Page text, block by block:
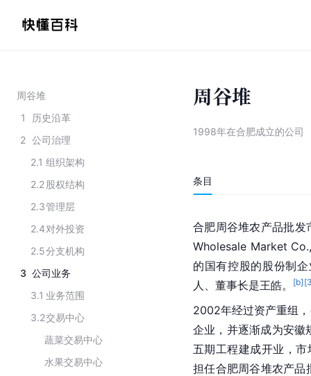
周谷堆
1
历史沿革
2 公司治理
2.1 组织架构
2.2股权结构
2.3管理层
2.4对外投资
2.5分支机构
3 公司业务
3.1 业务范围
3.2交易中心
蔬菜交易中心
水果交易中心
周谷堆
1998年在合肥成立的公司
条目
合肥周谷堆农产品批
Wholesale Market
的国有控股的股份制
人、董事长是王皓。
[b] [
2002年经过资产重组
企业，并逐渐成为安徽
五期工程建成开业，
担任合肥周谷堆农产品